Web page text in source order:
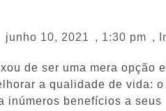
junho 10, 2021 , 1:30 pm ,
de ser uma mera opção
a qualidade de vida:
inúmeros benefícios a